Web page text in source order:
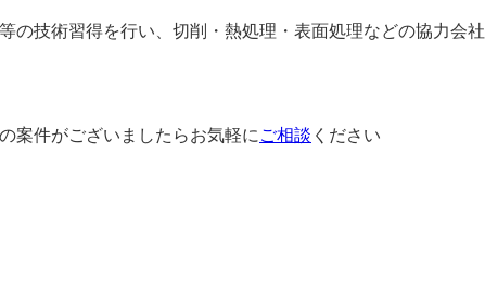
の技術習得を行い、切削・熱処理・表面処理などの協力会
案件がございましたらお気軽にご相談 ください